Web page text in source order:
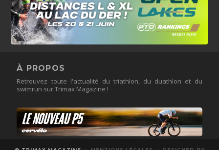
À PROPOS
Retrouvez toute l'actualité du triathlon, du duathlon et du
swimrun sur Trimax Magazine !